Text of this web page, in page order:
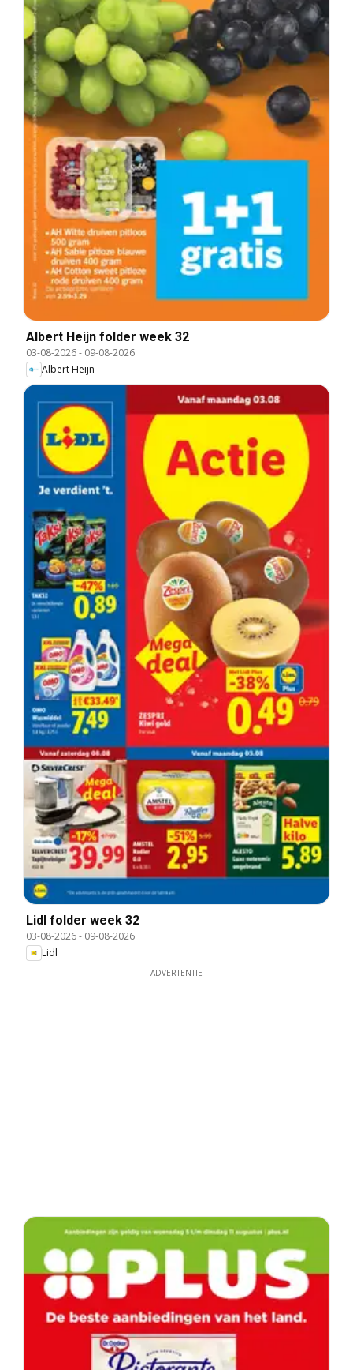
Albert Heijn folder week 32
03-08-2026- 09-08-2026
Albert Heijn
Lidl folder week 32
03-08-2026- 09-08-2026
Lidl
ADVERTENTIE